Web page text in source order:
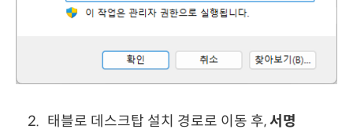
태블로 데스크탑 설치 경로로 이동 후,서명